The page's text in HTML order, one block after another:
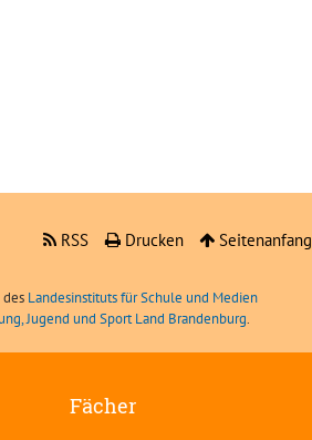
RSS Drucken Seitenanfang
Landesinstituts für Schule und Medien
Jugend und Sport Land Brandenburg.
Fächer